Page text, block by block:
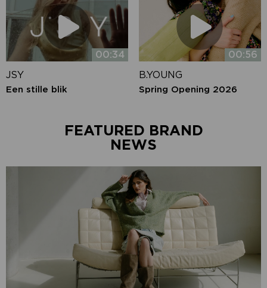
00:34
JSY
Een stille blik
00:56
B.YOUNG
Spring Opening 2026
FEATURED BRAND
NEWS